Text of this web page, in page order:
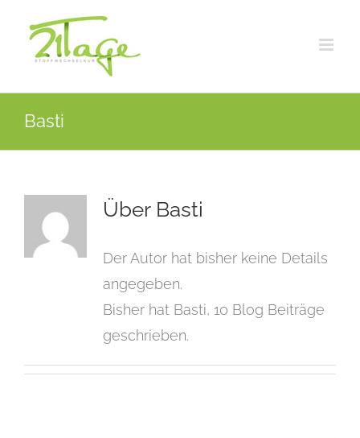
Inhalt
springen
Basti
Über Basti
Der Autor hat bisher keine Details
angegeben.
Bisher hat Basti, 10 Blog Beiträge
geschrieben.